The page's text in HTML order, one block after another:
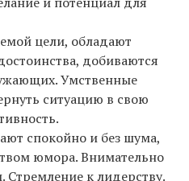
цели, обладают
добиваются
Умственные
ситуацию в свою
спокойно и без шума,
юмора. Внимательно
Стремление к лидерству.